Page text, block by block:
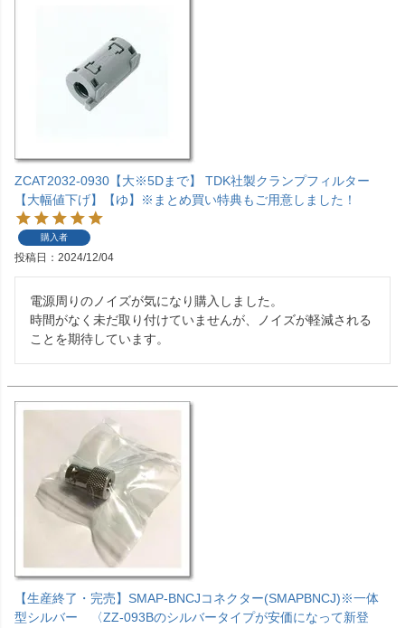
ZCAT2032-0930【大※5Dまで】 TDK社製クランプフィルター
【大幅値下げ】【ゆ】※まとめ買い特典もご用意しました！
購入者
投稿日 2024/12/04
電源周りのノイズが気になり購入しました。
時間がなく未だ取り付けていませんが、ノイズが軽減される
ことを期待しています。
【生産終了・完売】SMAP-BNCJコネクター(SMAPBNCJ)※一体
型シルバー 〈ZZ-093Bのシルバータイプが安価になって新登